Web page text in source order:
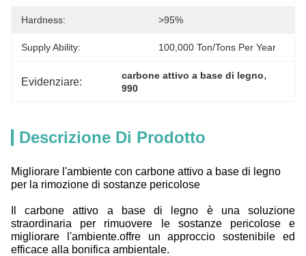
Hardness: >95%
Supply Ability: 100,000 Ton/Tons Per Year
Evidenziare: carbone attivo a base di legno,
990
Descrizione Di Prodotto
Migliorare l'ambiente con carbone attivo a base di legno
per la rimozione di sostanze pericolose
Il carbone attivo a base di legno è una soluzione
straordinaria per rimuovere le sostanze pericolose e
migliorare l'ambiente.offre un approccio sostenibile ed
efficace alla bonifica ambientale.